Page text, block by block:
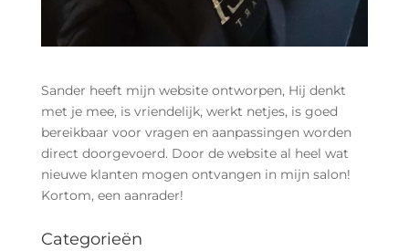
Whatsapp Contact
Sander heeft mijn website ontworpen, Hij denkt
met je mee, is vriendelijk, werkt netjes, is goed
bereikbaar voor vragen en aanpassingen worden
direct doorgevoerd. Door de website al heel wat
nieuwe klanten mogen ontvangen in mijn salon!
Kortom, een aanrader!
Categorieën